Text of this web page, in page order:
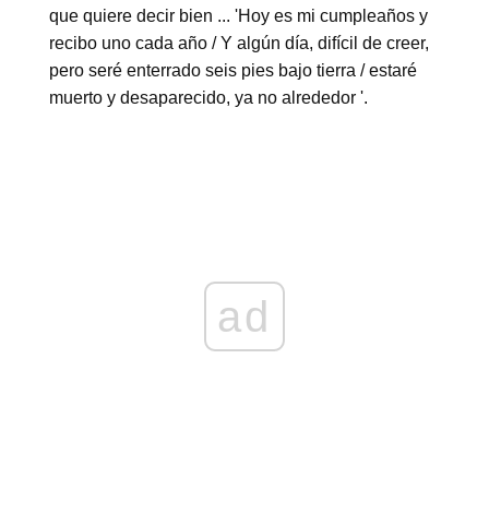
que quiere decir bien ... 'Hoy es mi cumpleaños y
recibo uno cada año / Y algún día, difícil de creer,
pero seré enterrado seis pies bajo tierra / estaré
muerto y desaparecido, ya no alrededor '.
ad